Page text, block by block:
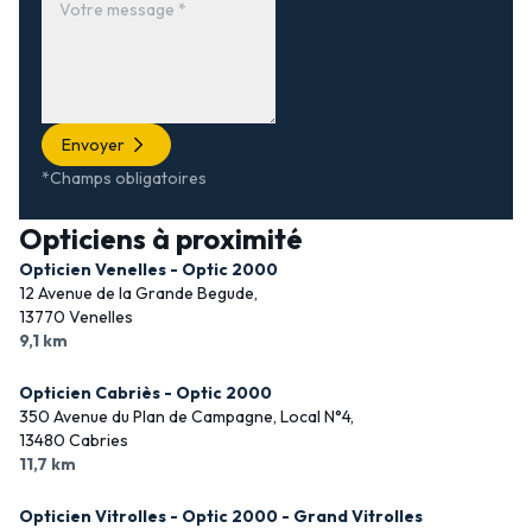
Envoyer
*Champs obligatoires
Opticiens à proximité
Opticien Venelles - Optic 2000
12 Avenue de la Grande Begude,
13770 Venelles
9,1 km
Opticien Cabriès - Optic 2000
350 Avenue du Plan de Campagne, Local N°4,
13480 Cabries
11,7 km
Opticien Vitrolles - Optic 2000 - Grand Vitrolles